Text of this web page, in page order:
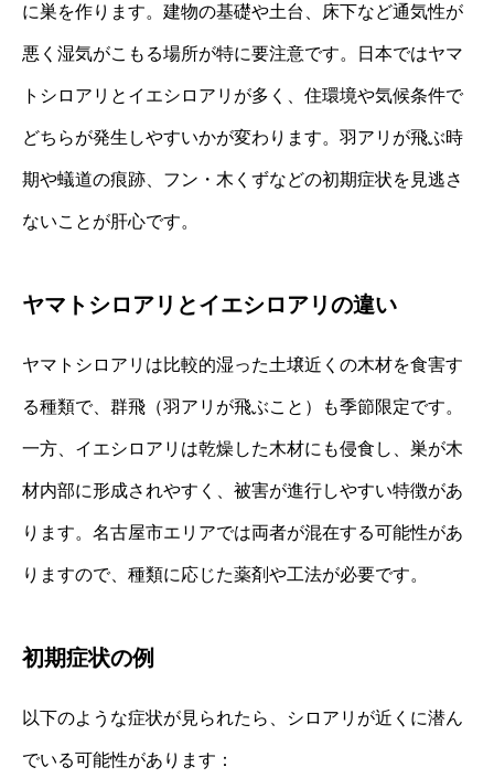
に巣を作ります。建物の基礎や土台、床下など通気性が
悪く湿気がこもる場所が特に要注意です。日本ではヤマ
トシロアリとイエシロアリが多く、住環境や気候条件で
どちらが発生しやすいかが変わります。羽アリが飛ぶ時
期や蟻道の痕跡、フン・木くずなどの初期症状を見逃さ
ないことが肝心です。
ヤマトシロアリとイエシロアリの違い
ヤマトシロアリは比較的湿った土壌近くの木材を食害す
る種類で、群飛（羽アリが飛ぶこと）も季節限定です。
一方、イエシロアリは乾燥した木材にも侵食し、巣が木
材内部に形成されやすく、被害が進行しやすい特徴があ
ります。名古屋市エリアでは両者が混在する可能性があ
りますので、種類に応じた薬剤や工法が必要です。
初期症状の例
以下のような症状が見られたら、シロアリが近くに潜ん
でいる可能性があります：